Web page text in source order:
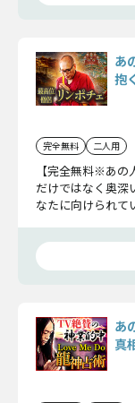
あ
抱
完全無料 二人用
【完全無料※あ
だけではなく奥深
なたに向けられて
あ
真